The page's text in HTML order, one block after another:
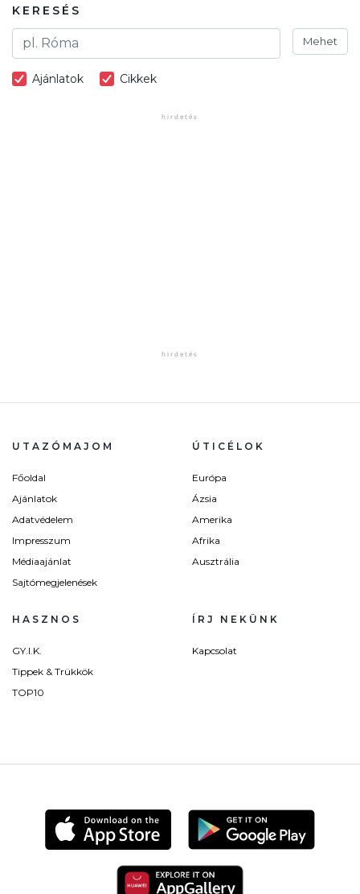
KERESÉS
Mehet
Ajánlatok Cikkek
UTAZÓMAJOM
Főoldal
Ajánlatok
Adatvédelem
Impresszum
Médiaajánlat
Sajtómegjelenések
ÚTICÉLOK
Európa
Ázsia
Amerika
Afrika
Ausztrália
HASZNOS
GY.I.K.
Tippek & Trükkök
TOP10
ÍRJ NEKÜNK
Kapcsolat